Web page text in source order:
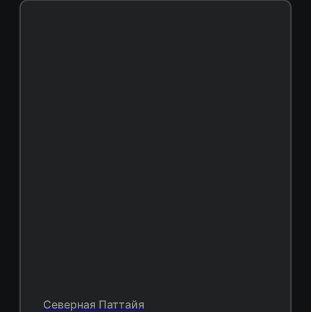
Северная Паттайя